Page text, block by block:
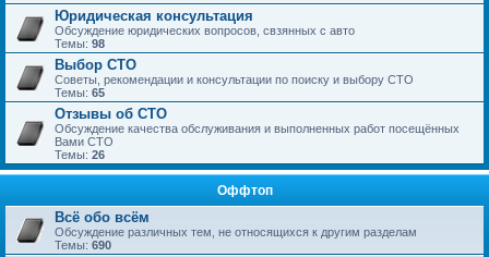
Юридическая консультация
Обсуждение юридических вопросов, свзянных с авто
Темы: 98
Выбор СТО
Советы, рекомендации и консультации по поиску и выбору СТО
Темы: 65
Отзывы об СТО
Обсуждение качества обслуживания и выполненных работ посещённых
Вами СТО
Темы: 26
Оффтоп
Всё обо всём
Обсуждение различных тем, не относящихся к другим разделам
Темы: 690